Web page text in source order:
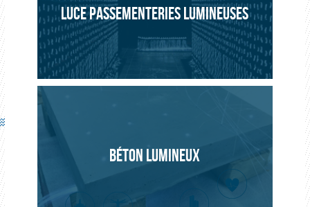
LUCE PASSEMENTERIES LUMINEUSES
BÉTON LUMINEUX